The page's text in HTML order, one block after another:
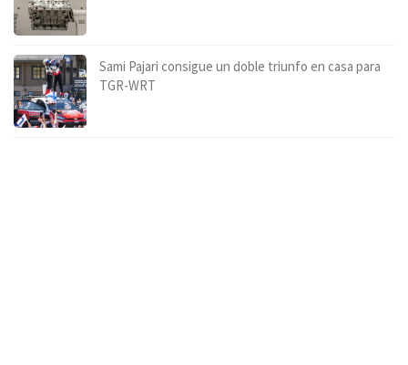
Sami Pajari consigue un doble triunfo en casa para
TGR-WRT